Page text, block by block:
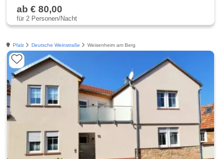
ab € 80,00
für 2 Personen/Nacht
Pfalz Deutsche Weinstraße Weisenheim am Berg